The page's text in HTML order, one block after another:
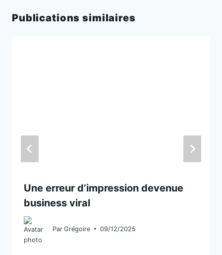
Publications similaires
Une erreur d’impression devenue
business viral
Par Grégoire 09/12/2025